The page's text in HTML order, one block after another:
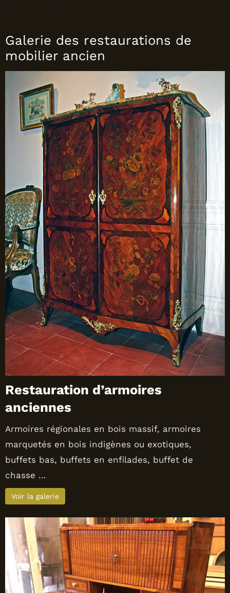
Galerie des restaurations de
mobilier ancien
Restauration d’armoires
anciennes
Armoires régionales en bois massif, armoires
marquetés en bois indigènes ou exotiques,
buffets bas, buffets en enfilades, buffet de
chasse ...
Voir la galerie